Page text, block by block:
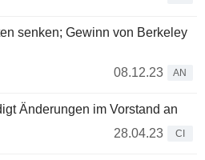
senken; Gewinn von Berkeley
08.12.23
AN
Änderungen im Vorstand an
28.04.23
CI